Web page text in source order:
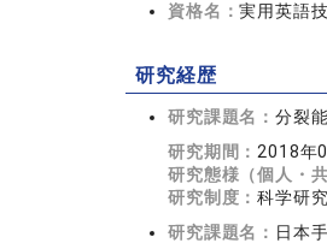
資格名：実用英語
研究経歴
研究課題名：分裂
研究期間： 2018年
研究態様（個人・
研究制度：科学研
研究課題名： 日本